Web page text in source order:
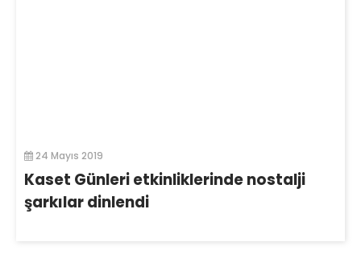
24 Mayıs 2019
Kaset Günleri etkinliklerinde nostalji
şarkılar dinlendi